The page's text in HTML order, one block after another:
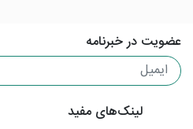
عضویت در خبرنامه
لینک‌های مفید